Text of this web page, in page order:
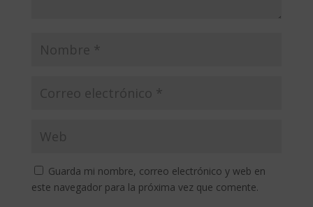
Guarda mi nombre, correo electrónico y web en
este navegador para la próxima vez que comente.